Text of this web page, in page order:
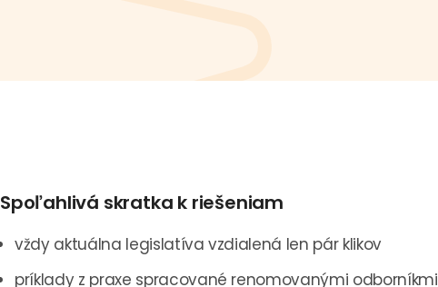
Spoľahlivá skratka k riešeniam
vždy aktuálna legislatíva vzdialená len pár klikov
príklady z praxe spracované renomovanými odborníkmi